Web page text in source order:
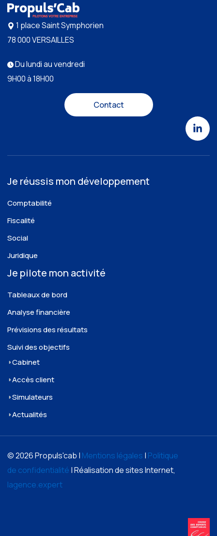
1 place Saint Symphorien
78 000 VERSAILLES
Du lundi au vendredi
9H00 à 18H00
Contact
Je réussis mon développement
Comptabilité
Fiscalité
Social
Juridique
Je pilote mon activité
Tableaux de bord
Analyse financière
Prévisions des résultats
Suivi des objectifs
Cabinet
Accès client
Simulateurs
Actualités
© 2026 Propuls'cab | Mentions légales | Politique
de confidentialité | Réalisation de sites Internet,
lagence.expert